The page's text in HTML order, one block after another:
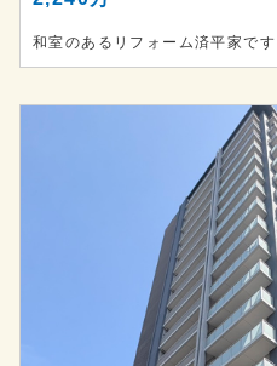
和室のあるリフォーム済平家です